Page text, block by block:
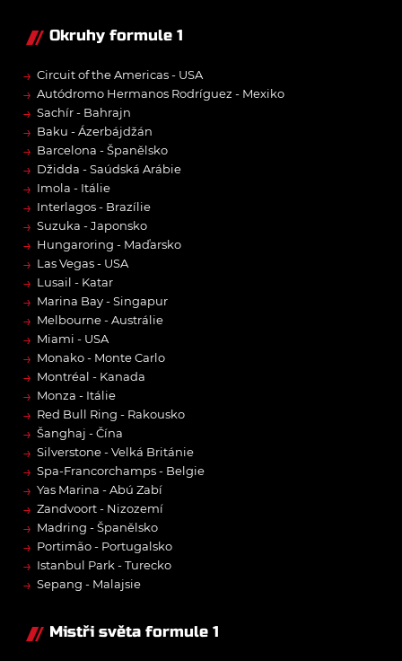
Okruhy formule 1
→ Circuit of the Americas - USA
→ Autódromo Hermanos Rodríguez - Mexiko
→ Sachír - Bahrajn
→ Baku - Ázerbájdžán
→ Barcelona - Španělsko
→ Džidda - Saúdská Arábie
→ Imola - Itálie
→ Interlagos - Brazílie
→ Suzuka - Japonsko
→ Hungaroring - Maďarsko
→ Las Vegas - USA
→ Lusail - Katar
→ Marina Bay - Singapur
→ Melbourne - Austrálie
→ Miami - USA
→ Monako - Monte Carlo
→ Montréal - Kanada
→ Monza - Itálie
→ Red Bull Ring - Rakousko
→ Šanghaj - Čína
→ Silverstone - Velká Británie
→ Spa-Francorchamps - Belgie
→ Yas Marina - Abú Zabí
→ Zandvoort - Nizozemí
→ Madring - Španělsko
→ Portimão - Portugalsko
→ Istanbul Park - Turecko
→ Sepang - Malajsie
Mistři světa formule 1